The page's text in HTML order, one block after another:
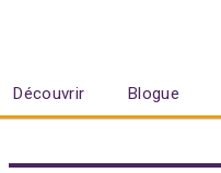
Découvrir Blogue